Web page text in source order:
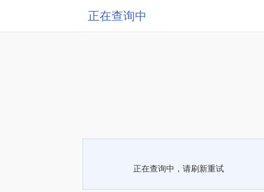
正在查询中
正在查询中，请刷新重试